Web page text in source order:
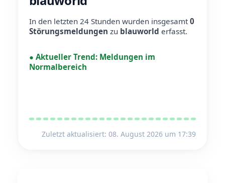
In den letzten 24 Stunden wurden insgesamt0
Störungsmeldungen zu blauworld erfasst.
● Aktueller Trend: Meldungen im
Normalbereich
Zuletzt aktualisiert: 08. August 2026 um 17:39